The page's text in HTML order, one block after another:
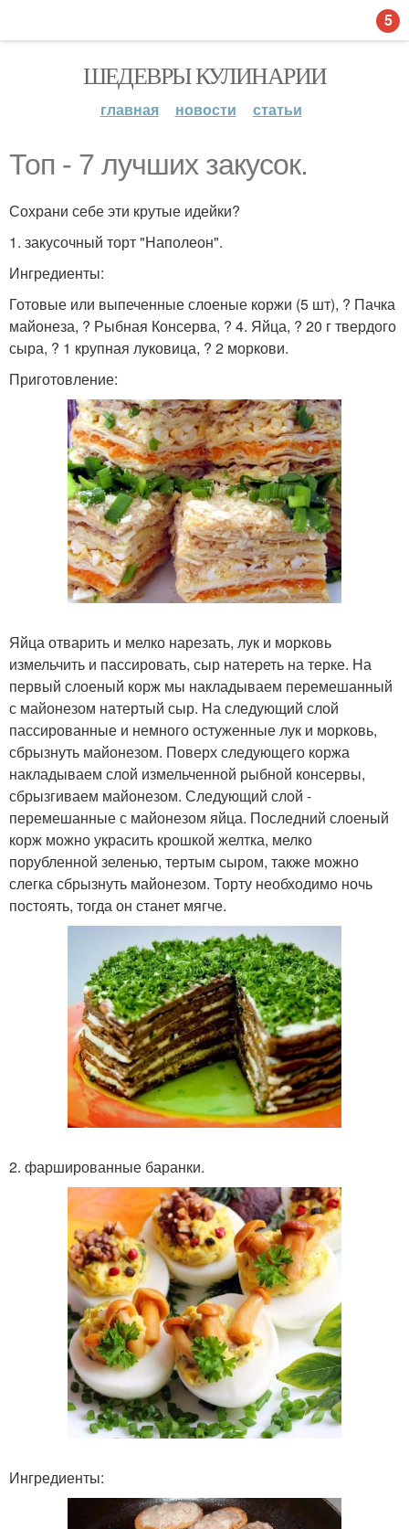
ШЕДЕВРЫ КУЛИНАРИИ
главная новости статьи
Топ - 7 лучших закусок.
Сохрани себе эти крутые идейки?
1. закусочный торт "Наполеон".
Ингредиенты:
Готовые или выпеченные слоеные коржи (5 шт), ? Пачка
майонеза, ? Рыбная Консерва, ? 4. Яйца, ? 20 г твердого
сыра, ? 1 крупная луковица, ? 2 моркови.
Приготовление:
Яйца отварить и мелко нарезать, лук и морковь
измельчить и пассировать, сыр натереть на терке. На
первый слоеный корж мы накладываем перемешанный
с майонезом натертый сыр. На следующий слой
пассированные и немного остуженные лук и морковь,
сбрызнуть майонезом. Поверх следующего коржа
накладываем слой измельченной рыбной консервы,
сбрызгиваем майонезом. Следующий слой -
перемешанные с майонезом яйца. Последний слоеный
корж можно украсить крошкой желтка, мелко
порубленной зеленью, тертым сыром, также можно
слегка сбрызнуть майонезом. Торту необходимо ночь
постоять, тогда он станет мягче.
2. фаршированные баранки.
Ингредиенты:
5